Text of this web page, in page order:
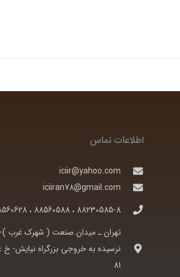
اطلاعات تماس
iciir@yahoo.com
iciiran78@gmail.com
88230585-8 ، 88560588 ، 88560628
تهران ـ ميدان صنعت ( شهرک غرب )-
نرسيده به خروجی بزرگراه نيايش- خ
81